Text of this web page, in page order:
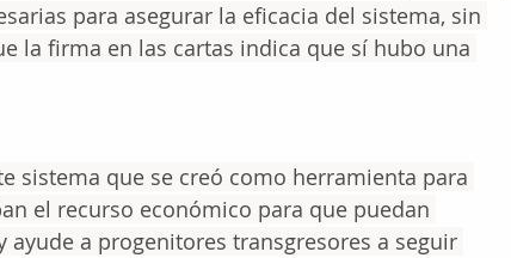
para asegurar la eficacia del sistema, sin
la firma en las cartas indica que sí hubo una
sistema que se creó como herramienta para
el recurso económico para que puedan
ayude a progenitores transgresores a seguir